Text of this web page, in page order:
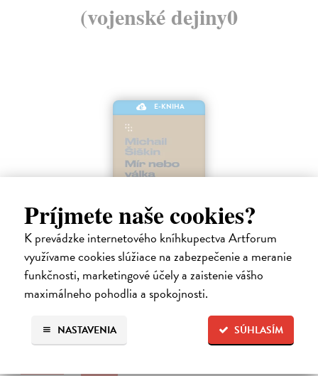
Príjmete naše cookies?
K prevádzke internetového kníhkupectva Artforum
využívame cookies slúžiace na zabezpečenie a meranie
funkčnosti, marketingové účely a zaistenie vášho
maximálneho pohodlia a spokojnosti.
SÚHLASÍM
NASTAVENIA
(vojenské dejiny0
E-KNIHA
Válka, nebo mír
Šiškin Michail| Elektronická kniha
Co stojí za spády Putinova režimu a jeho invazí na Ukrajinu? Aby
vysvětlil současnou eskalaci, vydává se autor až do středověku.
Na stiahnutie ako